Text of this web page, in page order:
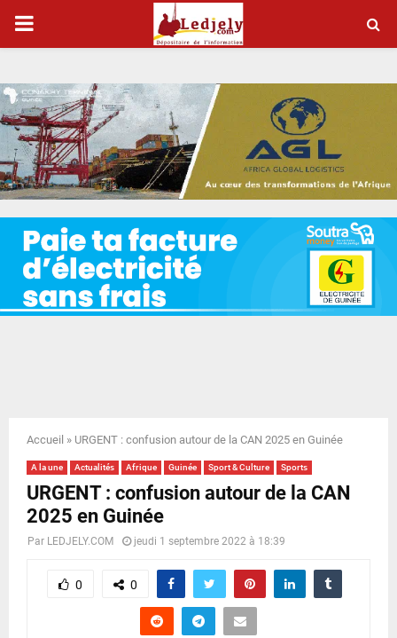
P
I
M
A
R
Y
N
U
Accueil » URGENT : confusion autour de la CAN 2025 en Guinée
A la une Actualités Afrique Guinée Sport & Culture Sports
URGENT : confusion autour de la CAN
2025 en Guinée
Par LEDJELY.COM jeudi 1 septembre 2022 à 18:39
0 0